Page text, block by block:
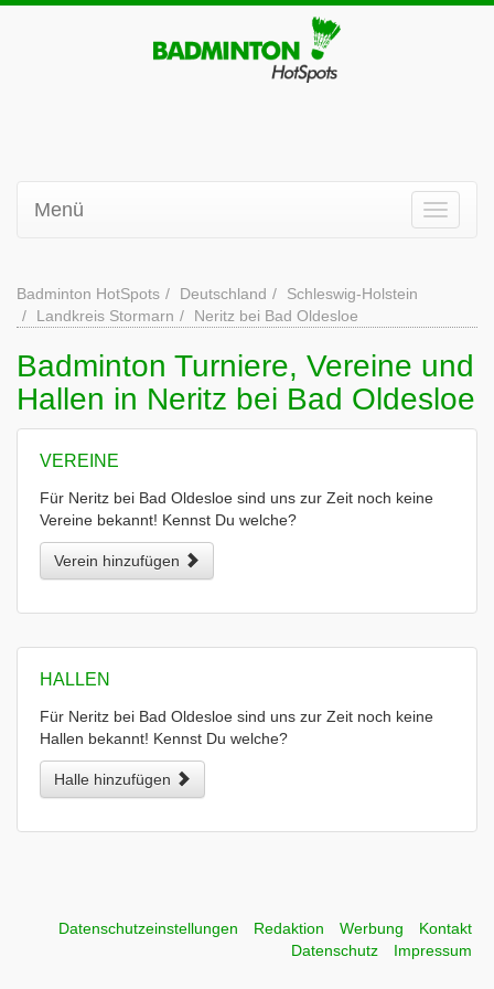
Menü
Badminton HotSpots Deutschland
Schleswig-Holstein
Landkreis Stormarn
Neritz bei Bad Oldesloe
Badminton Turniere, Vereine und
Hallen in Neritz bei Bad Oldesloe
VEREINE
Für Neritz bei Bad Oldesloe sind uns zur Zeit noch keine
Vereine bekannt! Kennst Du welche?
Verein hinzufügen
HALLEN
Für Neritz bei Bad Oldesloe sind uns zur Zeit noch keine
Hallen bekannt! Kennst Du welche?
Halle hinzufügen
Datenschutzeinstellungen Redaktion Werbung
Kontakt
Datenschutz
Impressum